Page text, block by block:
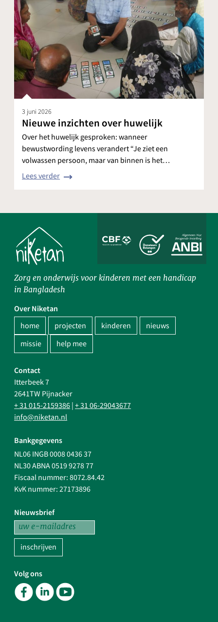
3 juni 2026
Nieuwe inzichten over huwelijk
Over het huwelijk gesproken: wanneer
bewustwording levens verandert “Je ziet een
volwassen persoon, maar van binnen is het…
Lees verder
Zorg en onderwijs voor kinderen met een handicap
in Bangladesh
Over Niketan
home projecten kinderen
nieuws
missie
help mee
Contact
Itterbeek 7
2641TW Pijnacker
+ 31 015-2159386 |+ 31 06-29043677
info@niketan.nl
Bankgegevens
NL06 INGB 0008 0436 37
NL30 ABNA 0519 9278 77
Fiscaal nummer: 8072.84.42
KvK nummer: 27173896
Nieuwsbrief
inschrijven
Volg ons